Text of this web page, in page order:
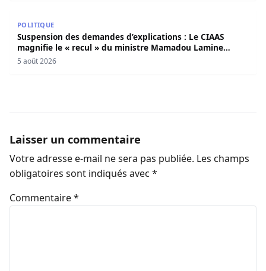
POLITIQUE
Suspension des demandes d’explications : Le CIAAS
magnifie le « recul » du ministre Mamadou Lamine
Dianté
5 août 2026
Laisser un commentaire
Votre adresse e-mail ne sera pas publiée. Les champs
obligatoires sont indiqués avec *
Commentaire*